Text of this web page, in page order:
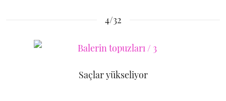
4/32
Saçlar yükseliyor